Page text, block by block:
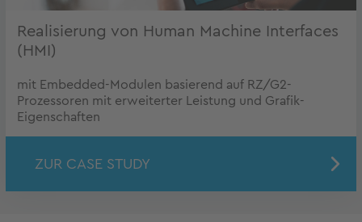
Realisierung von Human Machine Interfaces
(HMI)
mit Embedded-Modulen basierend auf RZ/G2-
Prozessoren mit erweiterter Leistung und Grafik-
Eigenschaften
ZUR CASE STUDY